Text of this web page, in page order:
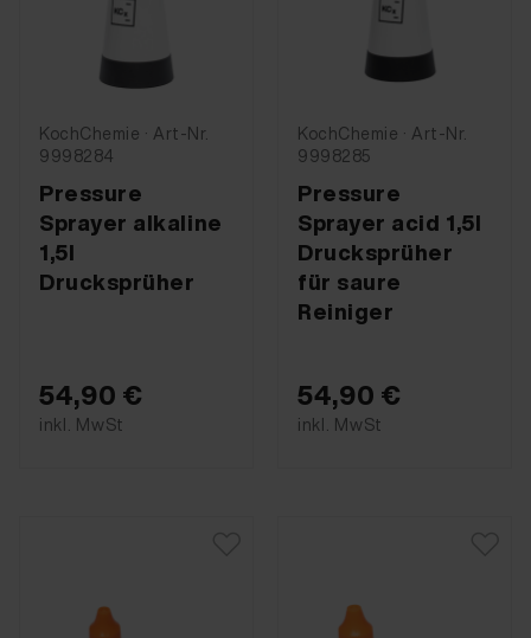
KochChemie · Art-Nr.
9998284
Pressure
Sprayer alkaline
1,5l
Drucksprüher
54,90 €
inkl. MwSt
KochChemie · Art-Nr.
9998285
Pressure
Sprayer acid 1,5l
Drucksprüher
für saure
Reiniger
54,90 €
inkl. MwSt